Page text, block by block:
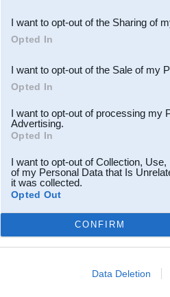
Downstream Participants
third parties.
I want to opt-out of the Sharing of
Opted In
I want to opt-out of the Sale of my
Opted In
I want to opt-out of processing my
Advertising.
Opted In
I want to opt-out of Collection,
of my Personal Data that Is
it was collected.
Opted Out
CONFIRM
Data Deletion